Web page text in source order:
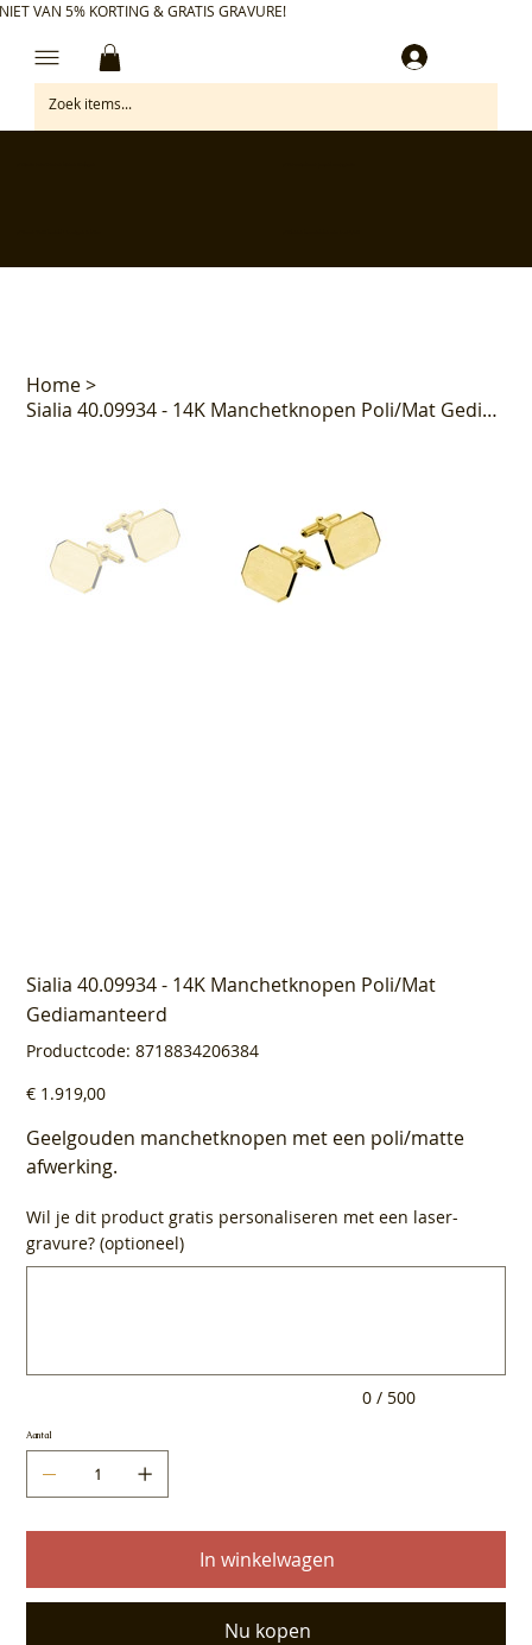
VAN 5% KORTING & GRATIS GRAVURE!
Home>
Sialia 40.09934 - 14K Manchetknopen Poli/Mat Gediamanteerd
Sialia 40.09934 - 14K Manchetknopen Poli/Mat
Gediamanteerd
Productcode: Productcode
8718834206384
8718834206384
Prijs
€ 1.919,00
Geelgouden manchetknopen met een poli/matte
afwerking.
Wil je dit product gratis personaliseren met een laser-
gravure? (optioneel)
0 / 500
Aantal
In winkelwagen
Nu kopen